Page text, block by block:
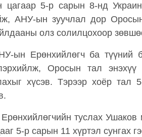
цагаар 5-р сарын 8-нд
АНУ-ын зуучлал дор
олз солилцохоор
ын Ерөнхийлөгч ба түүний
Оросын тал
хүсэв. Тэрээр хоёр
туслах
5-р сарын 11 хүртэл